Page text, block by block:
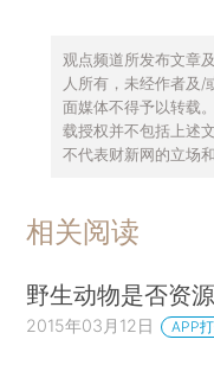
观点频道所发布文章
人所有，未经作者及/
面媒体不得予以转载
载授权并不包括上述
不代表财新网的立场和
相关阅读
野生动物是否资
2015年03月12日 APP